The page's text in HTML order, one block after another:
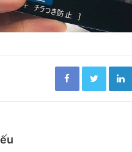
Facebook Twitter